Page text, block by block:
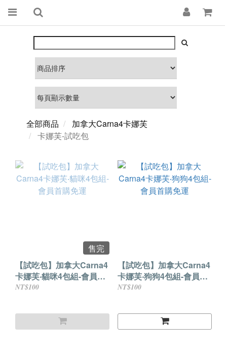
全部商品
加拿大Carna4卡娜芙
卡娜芙-試吃包
售完
【試吃包】加拿大Carna4
卡娜芙‧貓咪4包組-會員首
購免運
NT$100
【試吃包】加拿大Carna4
卡娜芙‧狗狗4包組-會員首
購免運
NT$100